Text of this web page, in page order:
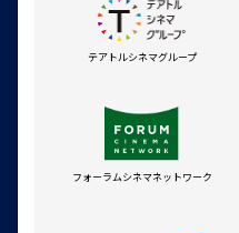
テアトルシネマグループ
フォーラムシネマネットワーク